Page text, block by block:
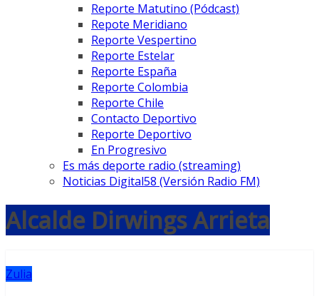
Reporte Matutino (Pódcast)
Repote Meridiano
Reporte Vespertino
Reporte Estelar
Reporte España
Reporte Colombia
Reporte Chile
Contacto Deportivo
Reporte Deportivo
En Progresivo
Es más deporte radio (streaming)
Noticias Digital58 (Versión Radio FM)
Alcalde Dirwings Arrieta
Zulia